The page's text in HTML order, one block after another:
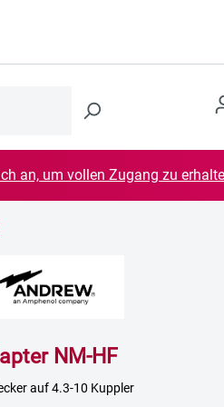
an, um vollen Zugang zu
NM-HF
auf 4.3-10 Kuppler